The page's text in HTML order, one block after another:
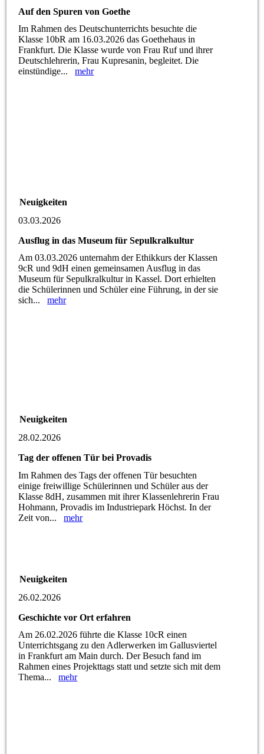
Auf den Spuren von Goethe
Im Rahmen des Deutschunterrichts besuchte die
Klasse 10bR am 16.03.2026 das Goethehaus in
Frankfurt. Die Klasse wurde von Frau Ruf und ihrer
Deutschlehrerin, Frau Kupresanin, begleitet. Die
einstündige...mehr
Neuigkeiten
03.03.2026
Ausflug in das Museum für Sepulkralkultur
Am 03.03.2026 unternahm der Ethikkurs der Klassen
9cR und 9dH einen gemeinsamen Ausflug in das
Museum für Sepulkralkultur in Kassel. Dort erhielten
die Schülerinnen und Schüler eine Führung, in der sie
sich...mehr
Neuigkeiten
28.02.2026
Tag der offenen Tür bei Provadis
Im Rahmen des Tags der offenen Tür besuchten
einige freiwillige Schülerinnen und Schüler aus der
Klasse 8dH, zusammen mit ihrer Klassenlehrerin Frau
Hohmann, Provadis im Industriepark Höchst. In der
Zeit von...mehr
Neuigkeiten
26.02.2026
Geschichte vor Ort erfahren
Am 26.02.2026 führte die Klasse 10cR einen
Unterrichtsgang zu den Adlerwerken im Gallusviertel
in Frankfurt am Main durch. Der Besuch fand im
Rahmen eines Projekttags statt und setzte sich mit dem
Thema...mehr